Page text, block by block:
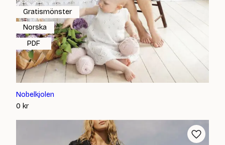
Nobelkjolen
0 kr
Gratismönster
Norska
PDF